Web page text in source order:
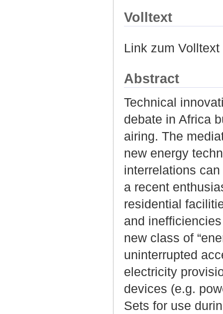
Volltext
Link zum
Abstract
Technical
debate in Africa
airing. The
new energy
interrelations
a recent
residential
and
new class of
uninterrupted
electricity
devices (e.g.
Sets for use